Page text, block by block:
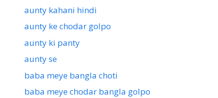
aunty kahani hindi
aunty ke chodar golpo
aunty ki panty
aunty se
baba meye bangla choti
baba meye chodar bangla golpo